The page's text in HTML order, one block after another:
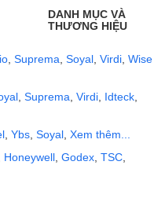
DANH MỤC VÀ
THƯƠNG HIỆU
Suprema Soyal Virdi Wise
Suprema Virdi Idteck
Ybs Soyal Xem thêm...
Honeywell Godex TSC